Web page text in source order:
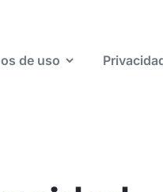
de uso